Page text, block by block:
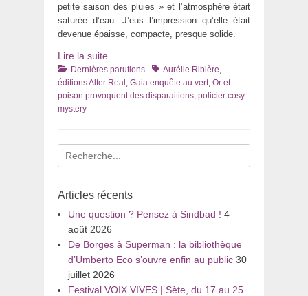
petite saison des pluies » et l’atmosphère était
saturée d’eau. J’eus l’impression qu’elle était
devenue épaisse, compacte, presque solide.
Lire la suite…
Catégories
Dernières parutions TagsAurélie Ribière
éditions Alter Real Gaia enquête au vert Or et
poison provoquent des disparaitions policier cosy
mystery
Recherche
pour
Articles récents
Une question ? Pensez à Sindbad ! 4
août 2026
De Borges à Superman : la bibliothèque
d’Umberto Eco s’ouvre enfin au public 30
juillet 2026
Festival VOIX VIVES | Sète, du 17 au 25